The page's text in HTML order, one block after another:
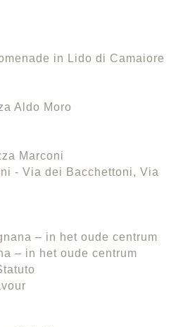
in Lido di Camaiore
Aldo Moro
Marconi
- Via dei Bacchettoni, Via
– in het oude centrum
– in het oude centrum